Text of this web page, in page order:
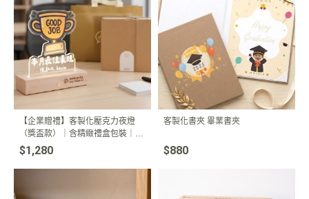
【企業贈禮】客製化壓克力夜燈
（獎盃款）｜含精緻禮盒包裝｜專
屬姓名職稱｜員工表揚 入職紀念
$1,280
客製化書夾 畢業書夾
$880